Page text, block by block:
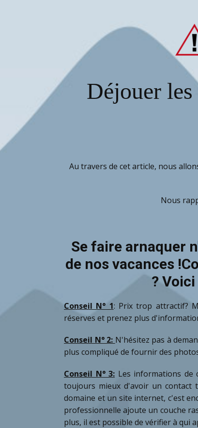
Déjouer
Au travers de cet article, nous
Nous
Se faire arnaquer
de nos vacances
?
Conseil N° 1: Prix trop attractif?
réserves et prenez plus
Conseil N° 2: N'hésitez pas à
plus compliqué de fournir des
Conseil N° 3: Les informations de
toujours mieux d'avoir un contact
domaine et un site internet, c'est
professionnelle ajoute un couche
plus, il est possible de vérifier à qui